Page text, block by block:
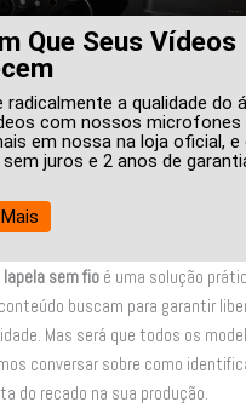
Que Seus Vídeos
radicalmente a qualidade do
com nossos microfones
em nossa na loja oficial,
juros e 2 anos de
sem fio é uma solução
buscam para garantir
Mas será que todos os
conversar sobre como
do recado na sua produção.